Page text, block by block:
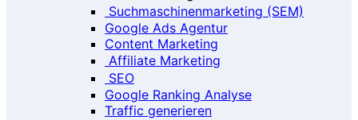
Suchmaschinenmarketing (SEM)
Google Ads Agentur
Content Marketing
Affiliate Marketing
SEO
Google Ranking Analyse
Traffic generieren